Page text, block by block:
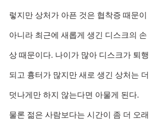
렇지만 상처가 아픈 것은 협착증 때문이
아니라 최근에 새롭게 생긴 디스크의 손
상 때문이다. 나이가 많아 디스크가 퇴행
되고 흉터가 많지만 새로 생긴 상처는 더
덧나게만 하지 않는다면 아물게 된다.
물론 젊은 사람보다는 시간이 좀 더 오래